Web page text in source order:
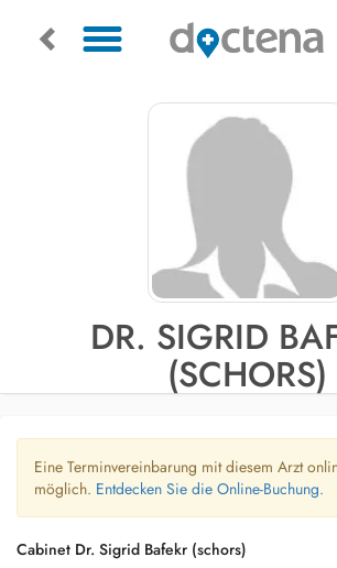
DR. SIGRID
(SCHORS)
Eine Terminvereinbarung mit diesem Arzt
möglich. Entdecken Sie die Online-Buchung.
Cabinet Dr. Sigrid Bafekr (schors)